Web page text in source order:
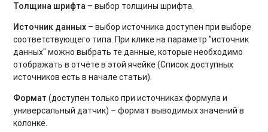
Толщина шрифта – выбор толщины шрифта.
Источник данных – выбор источника доступен при выборе
соответствующего типа. При клике на параметр "источник
данных" можно выбрать те данные, которые необходимо
отображать в отчёте в этой ячейке (Список доступных
источников есть в начале статьи).
Формат (доступен только при источниках формула и
универсальный датчик) – формат выводимых значений в
колонке.